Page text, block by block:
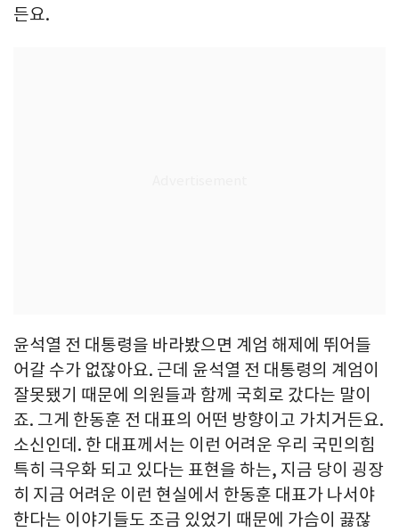
든요.
윤석열 전 대통령을 바라봤으면 계엄 해제에 뛰어들
어갈 수가 없잖아요. 근데 윤석열 전 대통령의 계엄이
잘못됐기 때문에 의원들과 함께 국회로 갔다는 말이
죠. 그게 한동훈 전 대표의 어떤 방향이고 가치거든요.
소신인데. 한 대표께서는 이런 어려운 우리 국민의힘
특히 극우화 되고 있다는 표현을 하는, 지금 당이 굉장
히 지금 어려운 이런 현실에서 한동훈 대표가 나서야
한다는 이야기들도 조금 있었기 때문에 가슴이 끓잖